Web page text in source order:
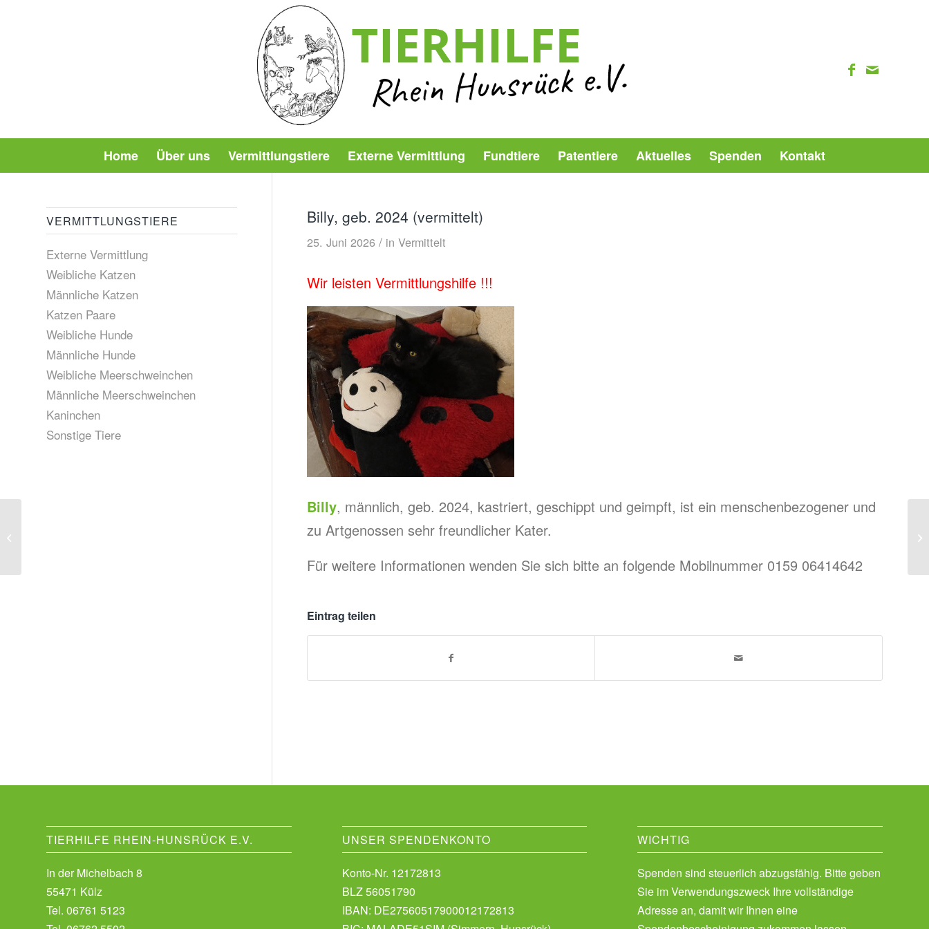
Home Über uns Vermittlungstiere Externe Vermittlung Fundtiere Patentiere Aktuelles Spenden Kontakt
Billy, geb. 2024 (vermittelt)
25. Juni 2026 / in Vermittelt
Wir leisten Vermittlungshilfe !!!
Billy, männlich, geb. 2024, kastriert, geschippt und geimpft, ist ein menschenbezogener und
zu Artgenossen sehr freundlicher Kater.
Für weitere Informationen wenden Sie sich bitte an folgende Mobilnummer 0159 06414642
Eintrag teilen
VERMITTLUNGSTIERE
Externe Vermittlung
Weibliche Katzen
Männliche Katzen
Katzen Paare
Weibliche Hunde
Männliche Hunde
Weibliche Meerschweinchen
Männliche Meerschweinchen
Kaninchen
Sonstige Tiere
TIERHILFE RHEIN-HUNSRÜCK E.V.
In der Michelbach 8
55471 Külz
Tel. 06761 5123
UNSER SPENDENKONTO
Konto-Nr. 12172813
BLZ 56051790
IBAN: DE27560517900012172813
WICHTIG
Spenden sind steuerlich abzugsfähig. Bitte geben
Sie im Verwendungszweck Ihre vollständige
Adresse an, damit wir Ihnen eine